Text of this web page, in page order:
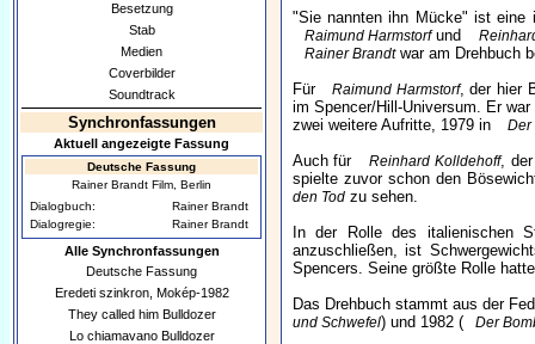
Besetzung
Stab
Medien
Coverbilder
Soundtrack
Synchronfassungen
Aktuell angezeigte Fassung
Deutsche Fassung
Rainer Brandt Film, Berlin
Dialogbuch:
Rainer Brandt
Dialogregie:
Rainer Brandt
Alle Synchronfassungen
Deutsche Fassung
Eredeti szinkron, Mokép-1982
They called him Bulldozer
Lo chiamavano Bulldozer
"Sie nannten ihn Mücke" ist eine
Raimund Harmstorfund
Rainer Brandtwar am Drehbuch
Für
Raimund Harmstorf, der hier
im Spencer/Hill-Universum. Er
zwei weitere Aufritte, 1979 in
Der
Auch für Reinhard Kolldehoff,
spielte zuvor schon den
den Todzu sehen.
In der Rolle des italienischen
anzuschließen, ist
Spencers. Seine größte Rolle
Das Drehbuch stammt aus der
und Schwefel) und 1982 ( Der